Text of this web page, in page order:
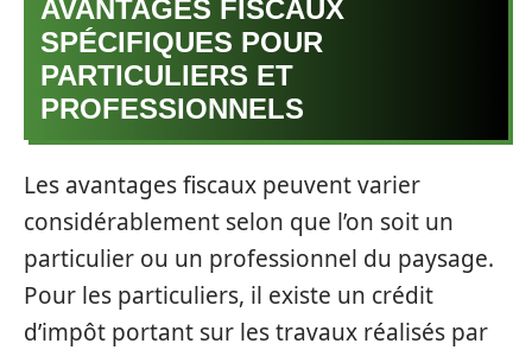
AVANTAGES FISCAUX
SPÉCIFIQUES POUR
PARTICULIERS ET
PROFESSIONNELS
Les avantages fiscaux peuvent varier
considérablement selon que l’on soit un
particulier ou un professionnel du paysage.
Pour les particuliers, il existe un crédit
d’impôt portant sur les travaux réalisés par